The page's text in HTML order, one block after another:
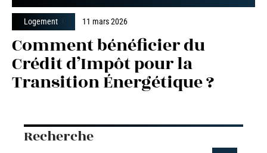
Logement 11 mars 2026
Comment bénéficier du
Crédit d’Impôt pour la
Transition Énergétique ?
Recherche